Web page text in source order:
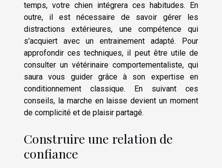
temps, votre chien intégrera ces habitudes. En
outre, il est nécessaire de savoir gérer les
distractions extérieures, une compétence qui
s'acquiert avec un entrainement adapté. Pour
approfondir ces techniques, il peut être utile de
consulter un vétérinaire comportementaliste, qui
saura vous guider grâce à son expertise en
conditionnement classique. En suivant ces
conseils, la marche en laisse devient un moment
de complicité et de plaisir partagé.
Construire une relation de
confiance